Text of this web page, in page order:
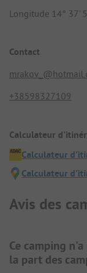
Longitude 14° 37'
Contact
+38598327109
Calculateur
Calculateur
Calculateur
Avis des
Ce camping
la part des